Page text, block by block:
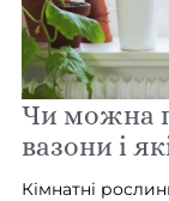
Чи можна
вазони і
Кімнатні